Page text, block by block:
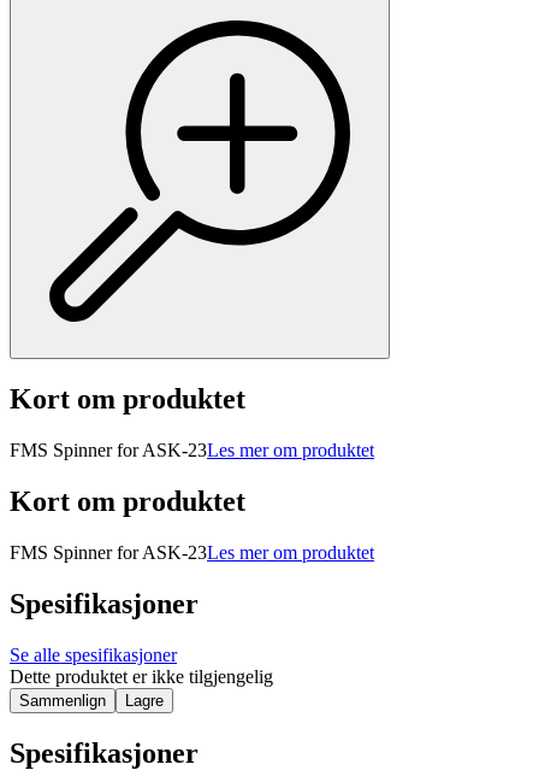
Kort om produktet
FMS Spinner for ASK-23Les mer om produktet
Kort om produktet
FMS Spinner for ASK-23Les mer om produktet
Spesifikasjoner
Se alle spesifikasjoner
Dette produktet er ikke tilgjengelig
Sammenlign Lagre
Spesifikasjoner